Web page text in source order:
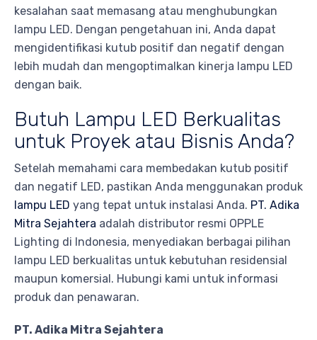
kesalahan saat memasang atau menghubungkan
lampu LED. Dengan pengetahuan ini, Anda dapat
mengidentifikasi kutub positif dan negatif dengan
lebih mudah dan mengoptimalkan kinerja lampu LED
dengan baik.
Butuh Lampu LED Berkualitas
untuk Proyek atau Bisnis Anda?
Setelah memahami cara membedakan kutub positif
dan negatif LED, pastikan Anda menggunakan produk
lampu LED yang tepat untuk instalasi Anda. PT. Adika
Mitra Sejahtera adalah distributor resmi OPPLE
Lighting di Indonesia, menyediakan berbagai pilihan
lampu LED berkualitas untuk kebutuhan residensial
maupun komersial. Hubungi kami untuk informasi
produk dan penawaran.
PT. Adika Mitra Sejahtera